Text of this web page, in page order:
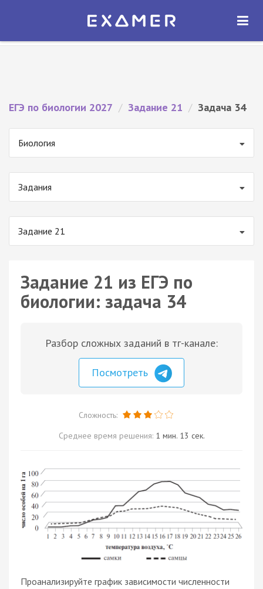
Экзамер — ЕГЭ 2027
ОТКРЫТЬ
ЕГЭ по биологии 2027 / Задание 21 / Задача 34
Биология
Задания
Задание 21
Задание 21 из ЕГЭ по
биологии: задача 34
Разбор сложных заданий в тг-канале:
Посмотреть
Сложность:
Среднее время решения: 1 мин. 13 сек.
Проанализируйте график зависимости численности